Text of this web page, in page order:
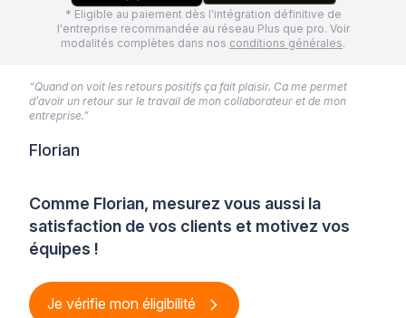
* Eligible au paiement dès l'intégration définitive de
l'entreprise recommandée au réseau Plus que pro. Voir
modalités complètes dans nos conditions générales.
Comme Florian, mesurez vous aussi la
satisfaction de vos clients et motivez vos
équipes !
Je vérifie mon éligibilité
“Quand on voit les retours positifs ça fait plaisir. Ca me permet
d’avoir un retour sur le travail de mon collaborateur et de mon
entreprise.”
Florian